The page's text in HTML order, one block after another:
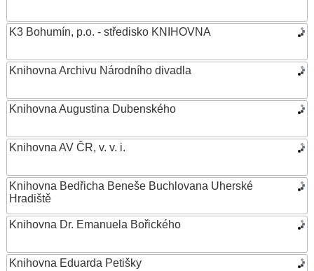
K3 Bohumín, p.o. - středisko KNIHOVNA
Knihovna Archivu Národního divadla
Knihovna Augustina Dubenského
Knihovna AV ČR, v. v. i.
Knihovna Bedřicha Beneše Buchlovana Uherské
Hradiště
Knihovna Dr. Emanuela Bořického
Knihovna Eduarda Petišky